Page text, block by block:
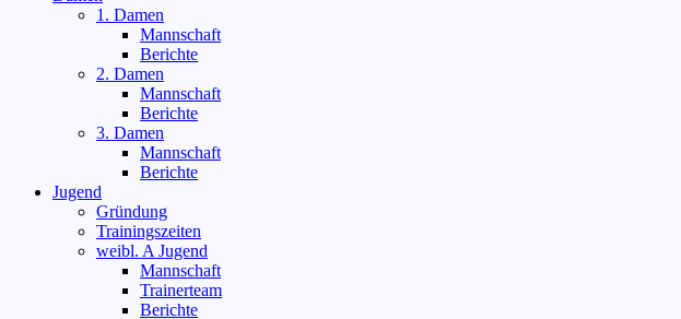
1. Damen
Mannschaft
Berichte
2. Damen
Mannschaft
Berichte
3. Damen
Mannschaft
Berichte
Jugend
Gründung
Trainingszeiten
weibl. A Jugend
Mannschaft
Trainerteam
Berichte